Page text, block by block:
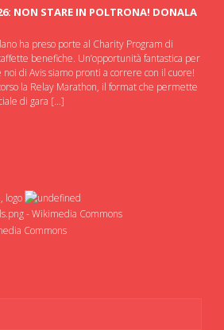
NON STARE IN POLTRONA! DONALA
ha preso porte al Charity Program di
benefiche. Un’opportunità fantastica per
di Avis siamo pronti a correre con il cuore!
la Relay Marathon, il format che permette
di gara […]